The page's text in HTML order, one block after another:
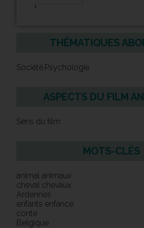
THÉMATIQUES
Société,Psychologie
ASPECTS DU FILM
Sens du film
MOTS-CLÉS
animal animaux
cheval chevaux
Ardennes
enfants enfance
conte
Belgique